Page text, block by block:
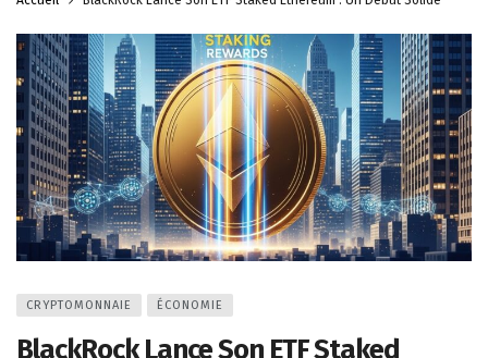
CRYPTOMONNAIE ÉCONOMIE
BlackRock Lance Son ETF Staked